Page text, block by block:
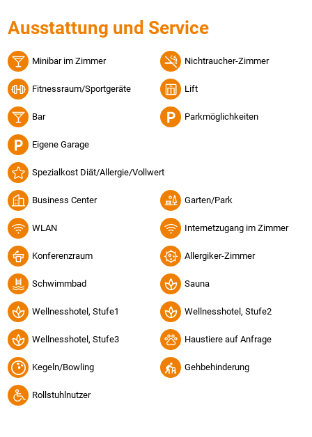
Ausstattung und Service
Minibar im Zimmer Nichtraucher-Zimmer
Fitnessraum/Sportgeräte Lift
Bar Parkmöglichkeiten
Eigene Garage
Spezialkost Diät/Allergie/Vollwert
Business Center Garten/Park
WLAN Internetzugang im Zimmer
Konferenzraum Allergiker-Zimmer
Schwimmbad Sauna
Wellnesshotel, Stufe1 Wellnesshotel, Stufe2
Wellnesshotel, Stufe3 Haustiere auf Anfrage
Kegeln/Bowling Gehbehinderung
Rollstuhlnutzer